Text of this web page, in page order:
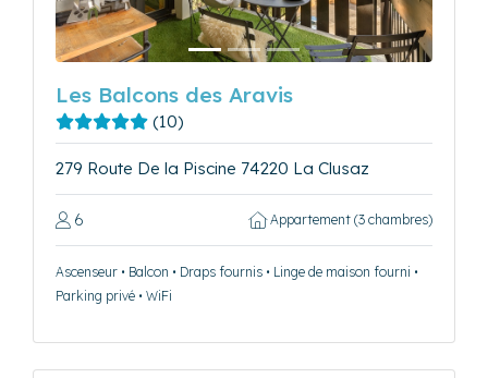
Les Balcons des Aravis
(10)
279 Route De la Piscine 74220 La Clusaz
6 Appartement (3 chambres)
Ascenseur • Balcon • Draps fournis • Linge de maison fourni •
Parking privé • WiFi